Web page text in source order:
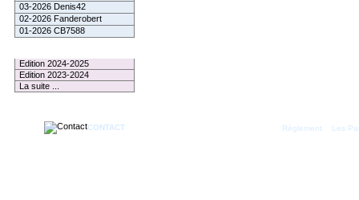
03-2026 Denis42
02-2026 Fanderobert
01-2026 CB7588
Edition 2024-2025
Edition 2023-2024
La suite ...
CONTACT Règlement Les